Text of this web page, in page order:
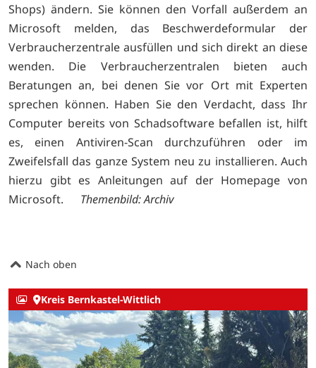
Shops) ändern. Sie können den Vorfall außerdem an
Microsoft melden, das Beschwerdeformular der
Verbraucherzentrale ausfüllen und sich direkt an diese
wenden. Die Verbraucherzentralen bieten auch
Beratungen an, bei denen Sie vor Ort mit Experten
sprechen können. Haben Sie den Verdacht, dass Ihr
Computer bereits von Schadsoftware befallen ist, hilft
es, einen Antiviren-Scan durchzuführen oder im
Zweifelsfall das ganze System neu zu installieren. Auch
hierzu gibt es Anleitungen auf der Homepage von
Microsoft. Themenbild: Archiv
Nach oben
Kreis Bernkastel-Wittlich